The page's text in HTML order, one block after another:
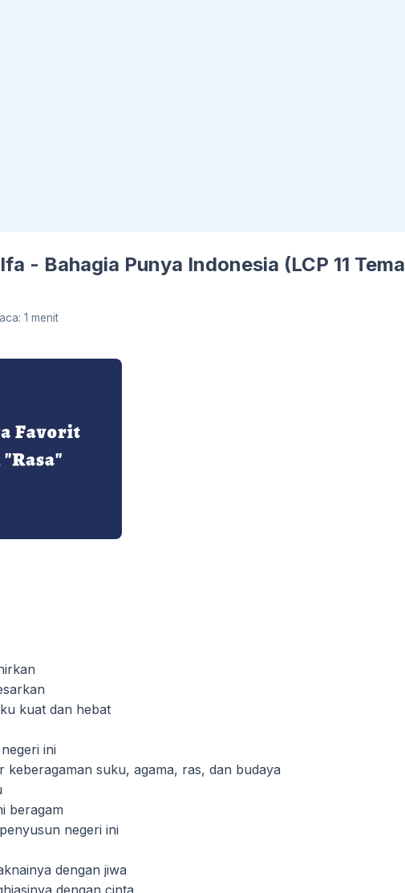
- Bahagia Punya Indonesia (LCP 11 Tema
1 menit
kuat dan hebat
ini
keberagaman suku, agama, ras, dan budaya
beragam
negeri ini
dengan jiwa
dengan cinta